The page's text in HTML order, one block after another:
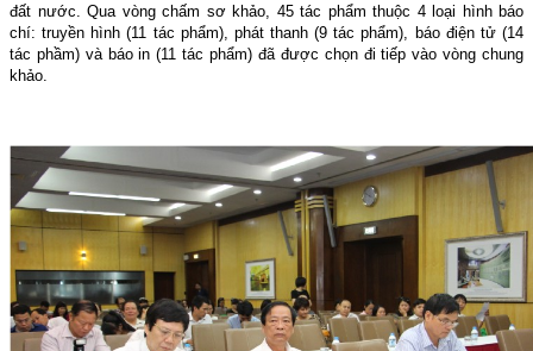
đất nước. Qua vòng chấm sơ khảo, 45 tác phẩm thuộc 4 loại hình báo
chí: truyền hình (11 tác phẩm), phát thanh (9 tác phẩm), báo điện tử (14
tác phầm) và báo in (11 tác phẩm) đã được chọn đi tiếp vào vòng chung
khảo.